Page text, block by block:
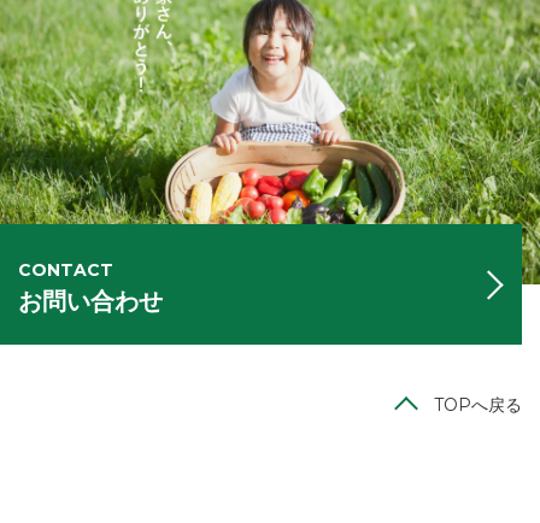
CONTACT
お問い合わせ
TOPへ戻る